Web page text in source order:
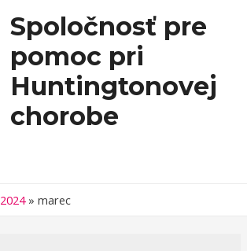
Spoločnosť pre
pomoc pri
Huntingtonovej
chorobe
2024 marec